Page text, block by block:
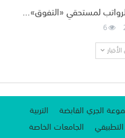
لمستحقي «التفوق»…
6
الجري القابضة
التربية
التطبيقي
الجامعات الخاصة